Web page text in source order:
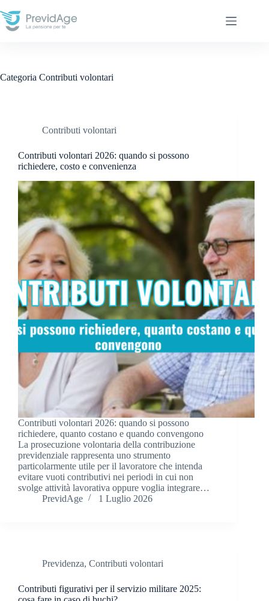
al
contenuto
Categoria Contributi volontari
Contributi volontari
Contributi volontari 2026: quando si possono
richiedere, costo e convenienza
Contributi volontari 2026: quando si possono
richiedere, quanto costano e quando convengono
La prosecuzione volontaria della contribuzione
previdenziale rappresenta uno strumento
particolarmente utile per il lavoratore che intenda
evitare vuoti contributivi nei periodi in cui non
svolge attività lavorativa oppure voglia integrare…
PrevidAge
1 Luglio 2026
Previdenza, Contributi volontari
Contributi figurativi per il servizio militare 2025: